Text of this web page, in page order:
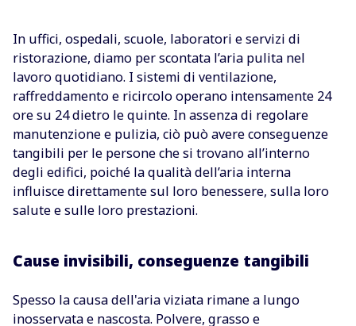
In uffici, ospedali, scuole, laboratori e servizi di
ristorazione, diamo per scontata l’aria pulita nel
lavoro quotidiano. I sistemi di ventilazione,
raffreddamento e ricircolo operano intensamente 24
ore su 24 dietro le quinte. In assenza di regolare
manutenzione e pulizia, ciò può avere conseguenze
tangibili per le persone che si trovano all’interno
degli edifici, poiché la qualità dell’aria interna
influisce direttamente sul loro benessere, sulla loro
salute e sulle loro prestazioni.
Cause invisibili, conseguenze tangibili
Spesso la causa dell'aria viziata rimane a lungo
inosservata e nascosta. Polvere, grasso e